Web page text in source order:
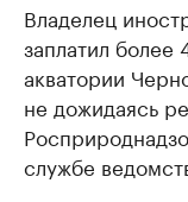
Владелец
заплатил более
акватории
не дожидаясь
службе